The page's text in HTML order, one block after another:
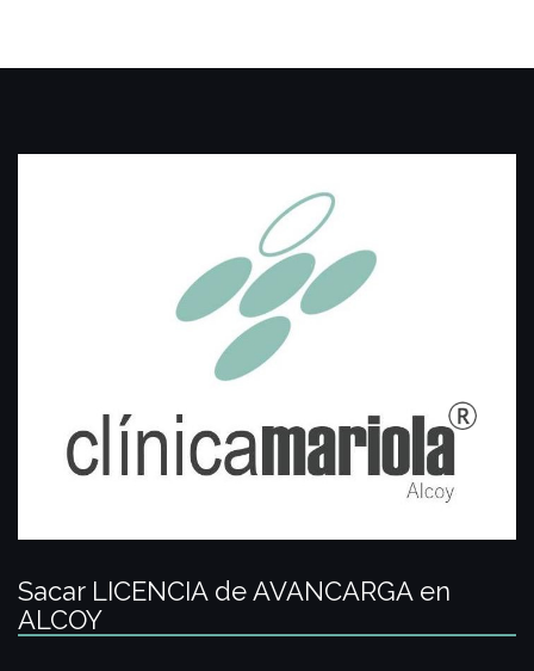
Sacar LICENCIA de AVANCARGA en
ALCOY